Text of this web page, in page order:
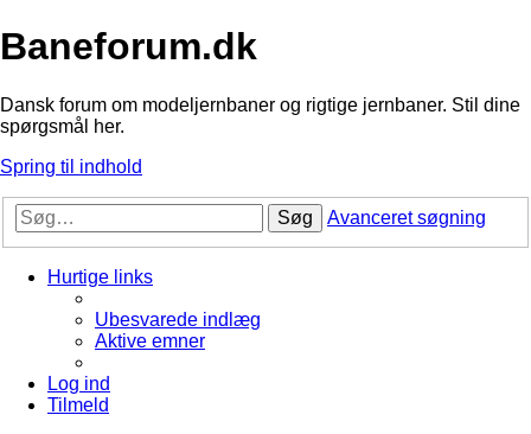
Baneforum.dk
Dansk forum om modeljernbaner og rigtige jernbaner. Stil dine
spørgsmål her.
Spring til indhold
Søg Avanceret søgning
Hurtige links
Ubesvarede indlæg
Aktive emner
Log ind
Tilmeld